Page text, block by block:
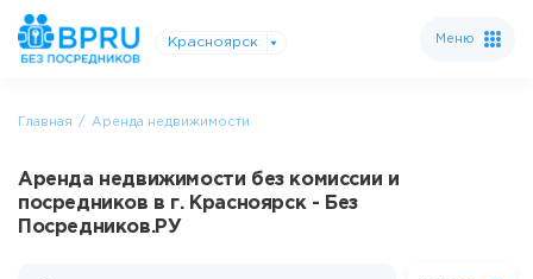
Красноярск Меню
Главная Аренда недвижимости
Аренда недвижимости без комиссии и
посредников в г. Красноярск - Без
Посредников.РУ